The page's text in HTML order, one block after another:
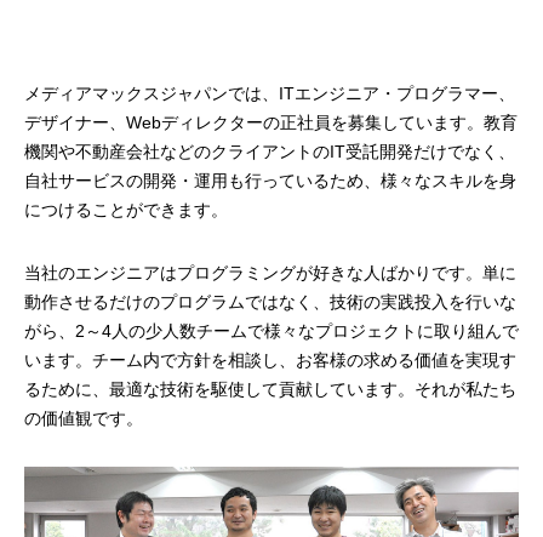
教務システム開発
不動産システム開発
プログラマーの1週間
デザイナーの1週間
求人採用情報
Webエンジニア・プログラマー
【正社員】Webデザイナー
メディアマックスジャパンでは、ITエンジニア・プログラマー、
デザイナー、Webディレクターの正社員を募集しています。教育
機関や不動産会社などのクライアントのIT受託開発だけでなく、
自社サービスの開発・運用も行っているため、様々なスキルを身
につけることができます。
当社のエンジニアはプログラミングが好きな人ばかりです。単に
動作させるだけのプログラムではなく、技術の実践投入を行いな
がら、2～4人の少人数チームで様々なプロジェクトに取り組んで
います。チーム内で方針を相談し、お客様の求める価値を実現す
るために、最適な技術を駆使して貢献しています。それが私たち
の価値観です。